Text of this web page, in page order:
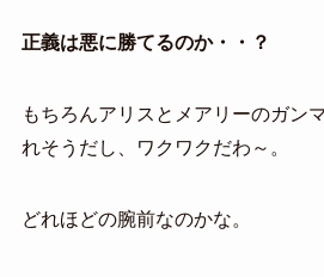
正義は悪に勝てるのか・・？
もちろんアリスとメアリーのガン
れそうだし、ワクワクだわ～。
どれほどの腕前なのかな。